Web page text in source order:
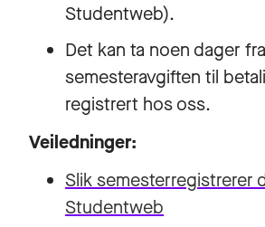
Studentweb).
Det kan ta noen dager
semesteravgiften til
registrert hos oss.
Veiledninger:
Slik semesterregistrerer
Studentweb